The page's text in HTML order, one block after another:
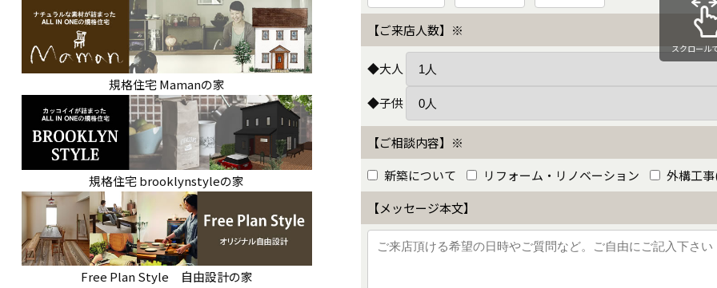
【ご来店人数】※
◆大人
◆子供
【ご相談内容】※
新築について
リフォーム・リノベーション
外構工
【メッセージ本文】
スクロール
規格住宅 Mamanの家
規格住宅 brooklynstyleの家
Free Plan Style 自由設計の家